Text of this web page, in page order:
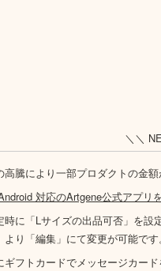
＼＼
高騰により一部プロダクトの金
対応のArtgene公式アプリ
時に「Lサイズの出品可否」を設
より「編集」にて変更が可能です。
ギフトカードでメッセージカー